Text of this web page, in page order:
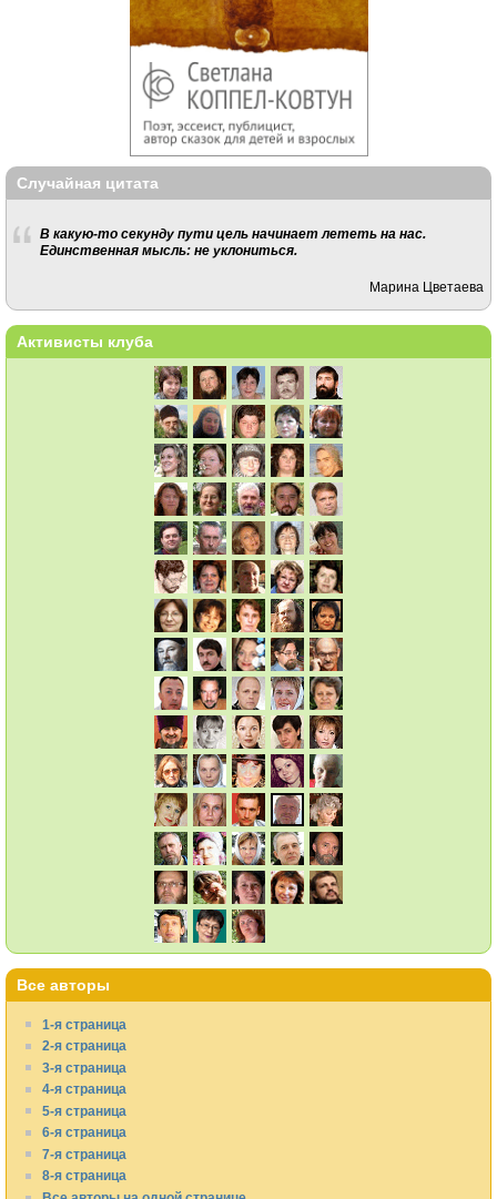
Случайная цитата
В какую-то секунду пути цель начинает лететь на нас.
Единственная мысль: не уклониться.
Марина Цветаева
Активисты клуба
Все авторы
1-я страница
2-я страница
3-я страница
4-я страница
5-я страница
6-я страница
7-я страница
8-я страница